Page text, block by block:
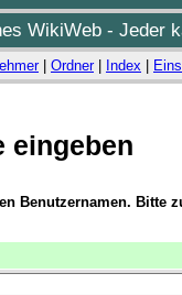
WikiWeb - Jeder
| Ordner| Index
eingeben
Benutzernamen. Bitte